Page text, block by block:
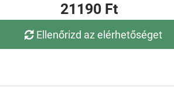
21190 Ft
Ellenőrizd az elérhetőséget